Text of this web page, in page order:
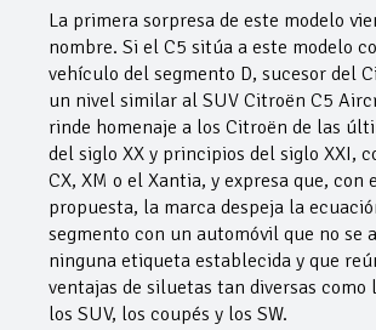
La primera sorpresa de este modelo
nombre. Si el C5 sitúa a este modelo
vehículo del segmento D, sucesor del
un nivel similar al SUV Citroën C5
rinde homenaje a los Citroën de las
del siglo XX y principios del siglo XXI,
CX, XM o el Xantia, y expresa que, con
propuesta, la marca despeja la
segmento con un automóvil que no se
ninguna etiqueta establecida y que
ventajas de siluetas tan diversas como
los SUV, los coupés y los SW.